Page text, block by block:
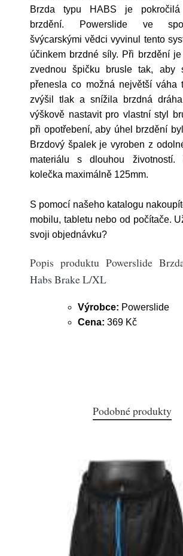
Brzda typu HABS je pokročilá
brzdění. Powerslide ve
švýcarskými vědci vyvinul tento
účinkem brzdné síly. Při brzdění
zvednou špičku brusle tak, aby
přenesla co možná největší váha
zvýšil tlak a snížila brzdná
výškově nastavit pro vlastní styl
při opotřebení, aby úhel brzdění
Brzdový špalek je vyroben z
materiálu s dlouhou životností.
kolečka maximálně 125mm.
S pomocí našeho katalogu
mobilu, tabletu nebo od počítače.
svoji objednávku?
Popis produktu Powerslide
Habs Brake L/XL
Výrobce: Powerslide
Cena: 369 Kč
Podobné produkty